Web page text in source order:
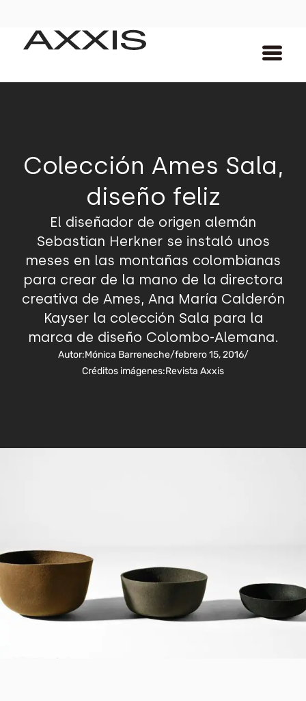
Colección Ames Sala,
diseño feliz
El diseñador de origen alemán
Sebastian Herkner se instaló unos
meses en las montañas colombianas
para crear de la mano de la directora
creativa de Ames, Ana María Calderón
Kayser la colección Sala para la
marca de diseño Colombo-Alemana.
Autor:Mónica Barreneche/febrero 15, 2016/
Créditos imágenes:Revista Axxis